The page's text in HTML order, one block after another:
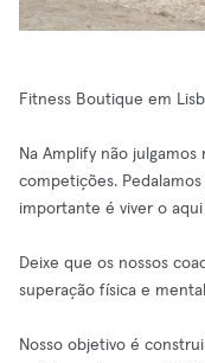
Fitness Boutique em
Na Amplify não
competições.
importante é viver o aqui
Deixe que os nossos
superação física e
Nosso objetivo é